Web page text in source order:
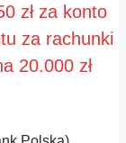
zł za konto
za rachunki
20.000 zł